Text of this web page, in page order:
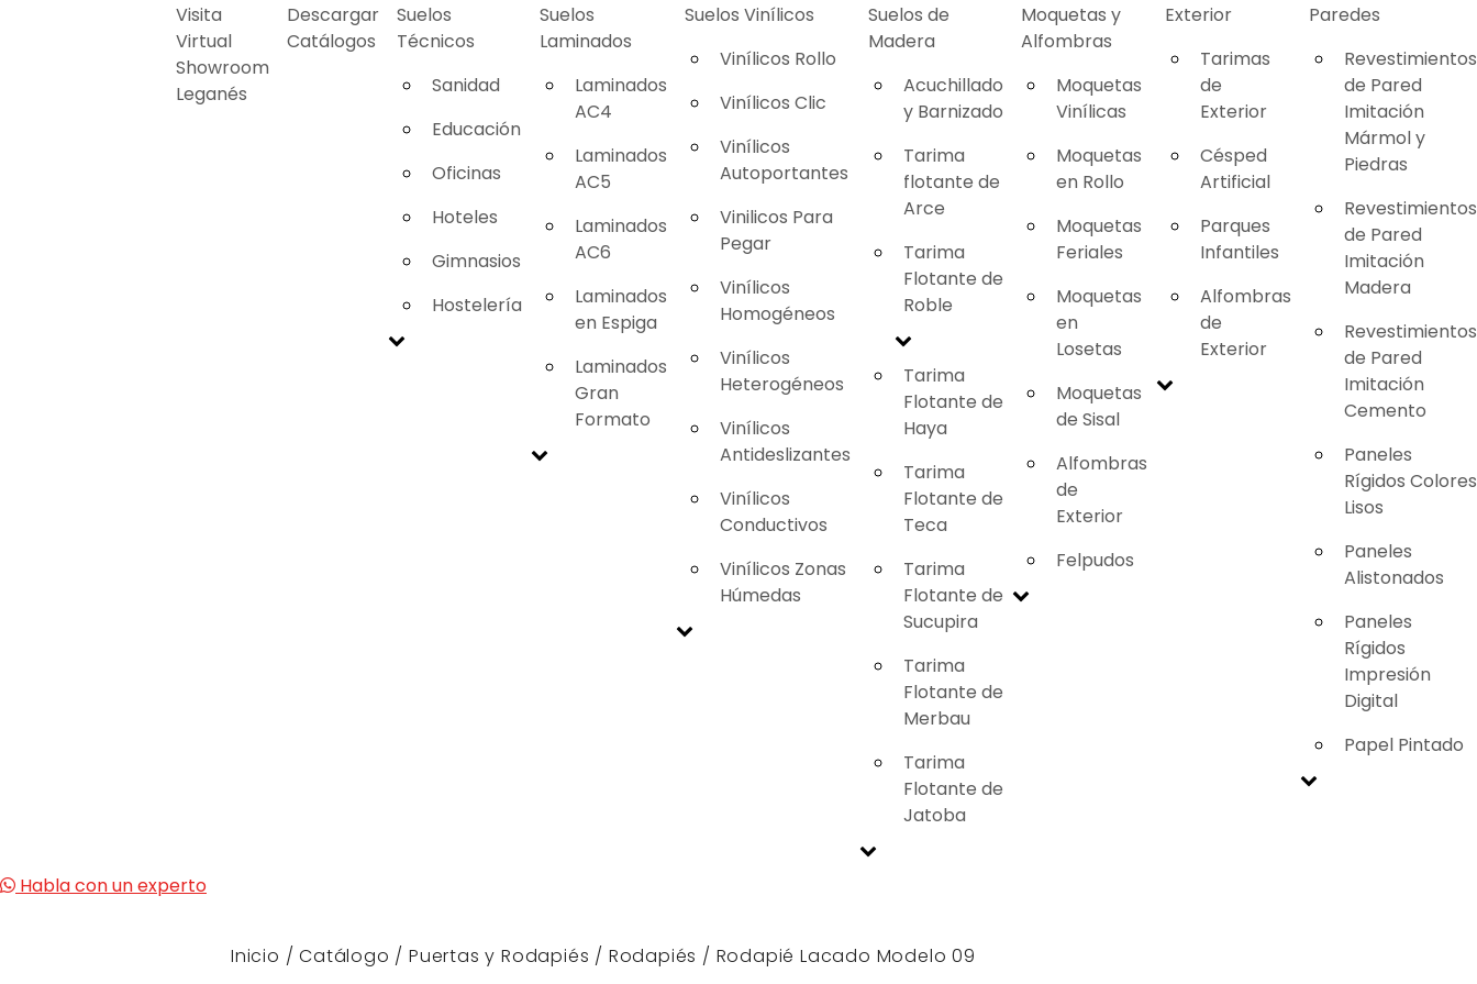
Visita
Virtual
Showroom
Leganés
Descargar
Catálogos
Suelos
Técnicos
Sanidad
Educación
Oficinas
Hoteles
Gimnasios
Hostelería
Suelos
Laminados
Laminados
AC4
Laminados
AC5
Laminados
AC6
Laminados
en Espiga
Laminados
Gran
Formato
Suelos Vinílicos
Vinílicos Rollo
Vinílicos Clic
Vinílicos
Autoportantes
Vinilicos Para
Pegar
Vinílicos
Homogéneos
Vinílicos
Heterogéneos
Vinílicos
Antideslizantes
Vinílicos
Conductivos
Vinílicos Zonas
Húmedas
Suelos de
Madera
Acuchillado
y Barnizado
Tarima
flotante de
Arce
Tarima
Flotante de
Roble
Tarima
Flotante de
Haya
Tarima
Flotante de
Teca
Tarima
Flotante de
Sucupira
Tarima
Flotante de
Merbau
Tarima
Flotante de
Jatoba
Moquetas y
Alfombras
Moquetas
Vinílicas
Moquetas
en Rollo
Moquetas
Feriales
Moquetas
en
Losetas
Moquetas
de Sisal
Alfombras
de
Exterior
Felpudos
Exterior
Tarimas
de
Exterior
Césped
Artificial
Parques
Infantiles
Alfombras
de
Exterior
Paredes
Revestimientos
de Pared
Imitación
Mármol y
Piedras
Revestimientos
de Pared
Imitación
Madera
Revestimientos
de Pared
Imitación
Cemento
Paneles
Rígidos Colores
Lisos
Paneles
Alistonados
Paneles
Rígidos
Impresión
Digital
Papel Pintado
Habla con un experto
Inicio /Catálogo /Puertas y Rodapiés / Rodapiés / Rodapié Lacado Modelo 09